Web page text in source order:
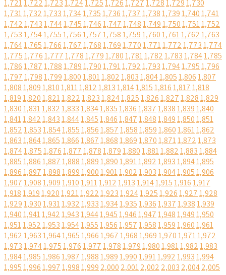
1,7211,7221,7231,7241,7251,7261,7271,7281,7291,730
1,7311,7321,7331,7341,7351,7361,7371,7381,7391,7401,741
1,7421,7431,7441,7451,7461,7471,7481,7491,7501,7511,752
1,7531,7541,7551,7561,7571,7581,7591,7601,7611,7621,763
1,7641,7651,7661,7671,7681,7691,7701,7711,7721,7731,774
1,7751,7761,7771,7781,7791,7801,7811,7821,7831,7841,785
1,7861,7871,7881,7891,7901,7911,7921,7931,7941,7951,796
1,7971,7981,7991,8001,8011,8021,8031,8041,8051,8061,807
1,8081,8091,8101,8111,8121,8131,8141,8151,8161,8171,818
1,8191,8201,8211,8221,8231,8241,8251,8261,8271,8281,829
1,8301,8311,8321,8331,8341,8351,8361,8371,8381,8391,840
1,8411,8421,8431,8441,8451,8461,8471,8481,8491,8501,851
1,8521,8531,8541,8551,8561,8571,8581,8591,8601,8611,862
1,8631,8641,8651,8661,8671,8681,8691,8701,8711,8721,873
1,8741,8751,8761,8771,8781,8791,8801,8811,8821,8831,884
1,8851,8861,8871,8881,8891,8901,8911,8921,8931,8941,895
1,8961,8971,8981,8991,9001,9011,9021,9031,9041,9051,906
1,9071,9081,9091,9101,9111,9121,9131,9141,9151,9161,917
1,9181,9191,9201,9211,9221,9231,9241,9251,9261,9271,928
1,9291,9301,9311,9321,9331,9341,9351,9361,9371,9381,939
1,9401,9411,9421,9431,9441,9451,9461,9471,9481,9491,950
1,9511,9521,9531,9541,9551,9561,9571,9581,9591,9601,961
1,9621,9631,9641,9651,9661,9671,9681,9691,9701,9711,972
1,9731,9741,9751,9761,9771,9781,9791,9801,9811,9821,983
1,9841,9851,9861,9871,9881,9891,9901,9911,9921,9931,994
1,9951,9961,9971,9981,999 2,000 2,0012,002 2,003 2,0042,005